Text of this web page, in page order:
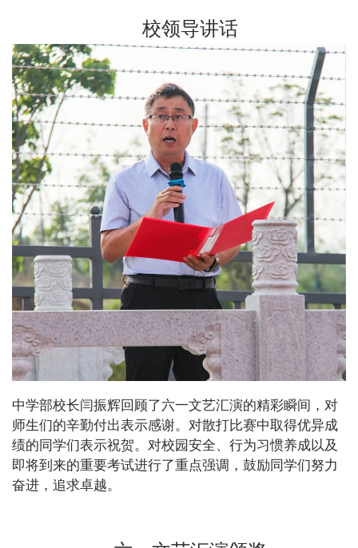
校领导讲话
中学部校长闫振辉回顾了六一文艺汇演的精彩瞬间，对
师生们的辛勤付出表示感谢。对散打比赛中取得优异成
绩的同学们表示祝贺。对校园安全、行为习惯养成以及
即将到来的重要考试进行了重点强调，鼓励同学们努力
奋进，追求卓越。